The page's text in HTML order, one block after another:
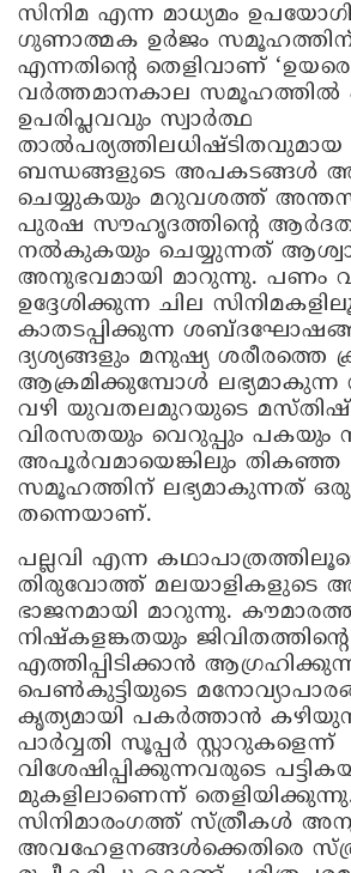
സിനിമ എന്ന മാധ്യമം
ഗുണാത്മക ഉര്‍ജം സമൂഹത്തിന്
എന്നതിന്റെ തെളിവാണ്
വര്‍ത്തമാനകാല സമൂഹത്തില്‍
ഉപരിപ്ലവവും സ്വാര്‍ത്ഥ
ബന്ധങ്ങളുടെ അപകടങ്ങള്‍
ചെയ്യുകയും മറുവശത്ത്
പുരഷ സൗഹൃദത്തിന്റെ
നല്‍കുകയും ചെയ്യുന്നത്
അനുഭവമായി മാറുന്നു. പണം
ഉദ്ദേശിക്കുന്ന ചില
കാതടപ്പിക്കുന്ന
ദ്യശ്യങ്ങളും മനുഷ്യ ശരീരത്തെ
ആക്രമിക്കുമ്പോള്‍
വഴി യുവതലമുറയുടെ
വിരസതയും വെറുപ്പും പകയും
അപൂര്‍വമായെങ്കിലും തികഞ്ഞ
സമൂഹത്തിന് ലഭ്യമാകുന്നത് ഒരു
തന്നെയാണ്.
പല്ലവി എന്ന
തിരുവോത്ത് മലയാളികളുടെ
ഭാജനമായി മാറുന്നു.
നിഷ്‌കളങ്കതയും
എത്തിപ്പിടിക്കാന്‍
പെണ്‍കുട്ടിയുടെ
കൃത്യമായി പകര്‍ത്താന്‍
പാര്‍വ്വതി സൂപ്പര്‍ സ്റ്റാറുകളെന്ന്
വിശേഷിപ്പിക്കുന്നവരുടെ
മുകളിലാണെന്ന്
സിനിമാരംഗത്ത് സ്ത്രീകള്‍
അവഹേളനങ്ങള്‍ക്കെതിരെ